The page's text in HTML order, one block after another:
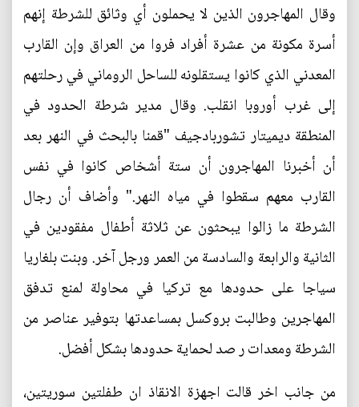
وقال المهاجرون الذين لا يحملون أي وثائق للشرطة إنهم
أسرة مكونة من عشرة أفراد فروا من العراق وإن القارب
المعدني الذي كانوا يستقلونه للساحل الروماني في رحلتهم
إلى غرب أوروبا انقلب. وقال مدير شرطة الحدود في
المنطقة ديميتار تشوربادجيف "قمنا بالبحث في النهر بعد
أن أخبرنا المهاجرون أن ستة أشخاص كانوا في نفس
القارب معهم سقطوا في مياه النهر." وأضاف أن رجال
الشرطة ما زالوا يبحثون عن ثلاثة أطفال مفقودين في
الثانية والرابعة والسادسة من العمر ورجل آخر. وبنت بلغاريا
سياجا على حدودها مع تركيا في محاولة لمنع تدفق
المهاجرين وطالبت بروكسل بمساعدتها بتوفير عناصر من
الشرطة ومعدات ر صد لحماية حدودها بشكل أفضل.
من جانب اخر قالت اجهزة الانقاذ ان طفلتين سوريتين،